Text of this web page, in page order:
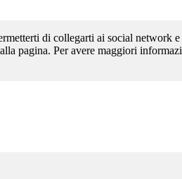
di collegarti ai social network
pagina. Per avere maggiori